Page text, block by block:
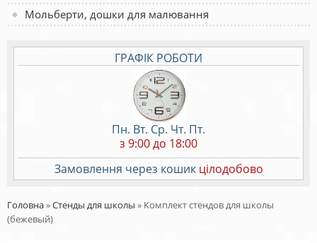
Мольберти, дошки для малювання
ГРАФІК РОБОТИ
Пн. Вт. Ср. Чт. Пт.
з 9:00 до 18:00
Замовлення через кошик цілодобово
Головна»Стенды для школы » Комплект стендов для школы
(бежевый)